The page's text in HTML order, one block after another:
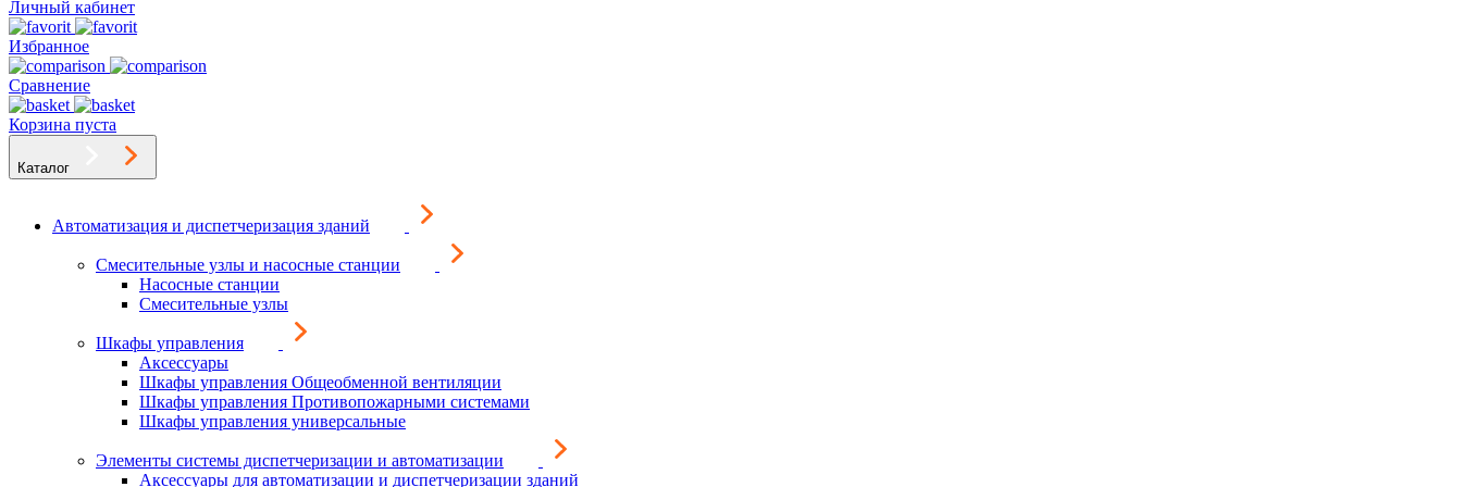
Личный кабинет
Избранное
Сравнение
Корзина пуста
Каталог
Автоматизация и диспетчеризация зданий
Смесительные узлы и насосные станции
Насосные станции
Смесительные узлы
Шкафы управления
Аксессуары
Шкафы управления Общеобменной вентиляции
Шкафы управления Противопожарными системами
Шкафы управления универсальные
Элементы системы диспетчеризации и автоматизации
Аксессуары для автоматизации и диспетчеризации зданий